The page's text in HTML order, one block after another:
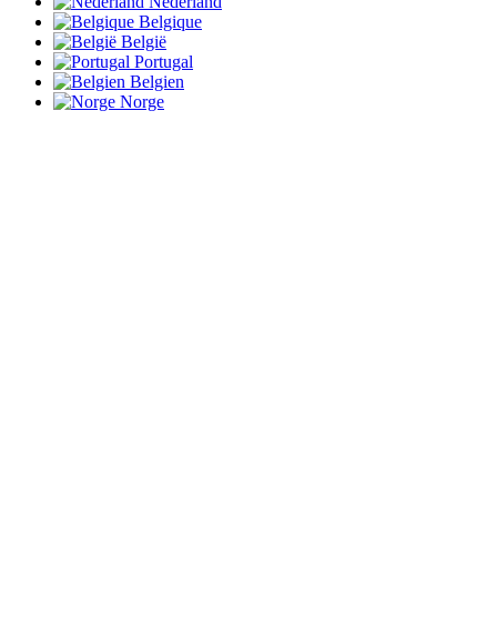
Belgique
België
Portugal
Belgien
Norge